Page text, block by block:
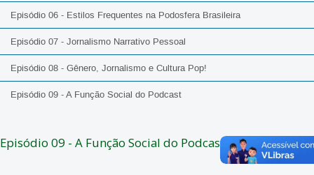
Episódio 06 - Estilos Frequentes na Podosfera Brasileira
Episódio 07 - Jornalismo Narrativo Pessoal
Episódio 08 - Gênero, Jornalismo e Cultura Pop!
Episódio 09 - A Função Social do Podcast
Episódio 09 - A Função Social do Podcast